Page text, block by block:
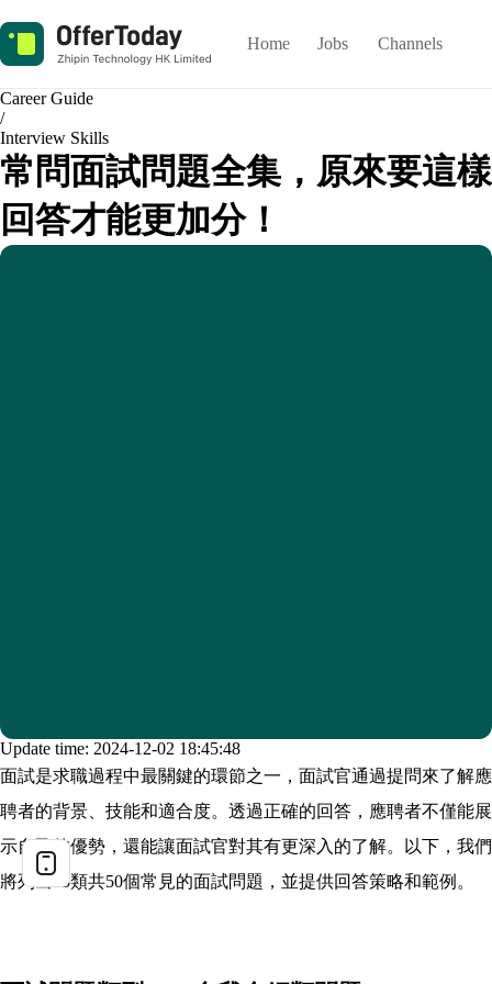
Home Jobs Channels
Career Guide
/
Interview Skills
常問面試問題全集，原來要這樣
回答才能更加分！
Update time: 2024-12-02 18:45:48
面試是求職過程中最關鍵的環節之一，面試官通過提問來了解應
聘者的背景、技能和適合度。透過正確的回答，應聘者不僅能展
示自己的優勢，還能讓面試官對其有更深入的了解。以下，我們
將列出15類共50個常見的面試問題，並提供回答策略和範例。